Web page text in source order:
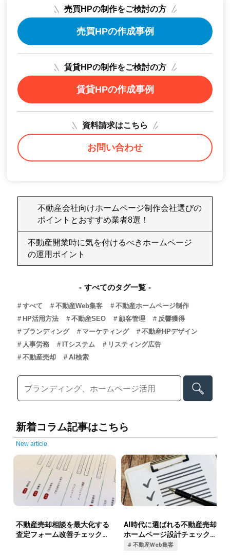
売買HPの制作をご検討の方
売買HPの作成事例
賃貸HPの制作をご検討の方
賃貸HPの作成事例
資料請求はこちら
お問い合わせ
不動産会社向けホームページ制作会社選びの
ポイントとおすすめ業者8選！
不動産開業時に気を付けるべきホームページ
の運用ポイント
すべてのタグ一覧
すべて 不動産Web集客
不動産ホームページ制作
HP活用方法
不動産SEO 顧客管理
反響獲得
ブランディング
マーケティング
不動産HPデザイン
人事労務
ITシステム
リスティング広告
不動産売却
AI検索
新着コラム記事はこちら
New article